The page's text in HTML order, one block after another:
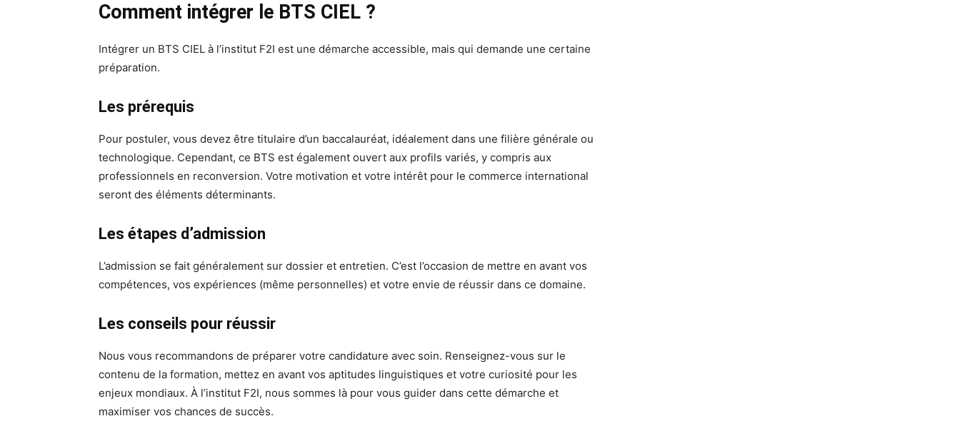
Comment intégrer le BTS CIEL ?
Intégrer un BTS CIEL à l’institut F2I est une démarche accessible, mais qui demande une certaine
préparation.
Les prérequis
Pour postuler, vous devez être titulaire d’un baccalauréat, idéalement dans une filière générale ou
technologique. Cependant, ce BTS est également ouvert aux profils variés, y compris aux
professionnels en reconversion. Votre motivation et votre intérêt pour le commerce international
seront des éléments déterminants.
Les étapes d’admission
L’admission se fait généralement sur dossier et entretien. C’est l’occasion de mettre en avant vos
compétences, vos expériences (même personnelles) et votre envie de réussir dans ce domaine.
Les conseils pour réussir
Nous vous recommandons de préparer votre candidature avec soin. Renseignez-vous sur le
contenu de la formation, mettez en avant vos aptitudes linguistiques et votre curiosité pour les
enjeux mondiaux. À l’institut F2I, nous sommes là pour vous guider dans cette démarche et
maximiser vos chances de succès.